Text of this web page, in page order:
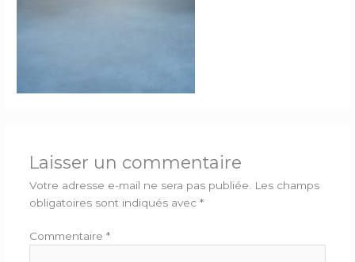
Laisser un commentaire
Votre adresse e-mail ne sera pas publiée.
Les champs
obligatoires sont indiqués avec *
Commentaire *